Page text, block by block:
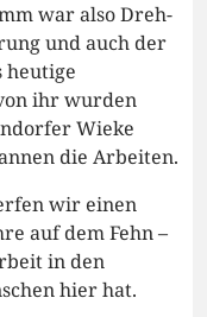
war also Dreh-
und auch der
heutige
ihr wurden
Wieke
die Arbeiten.
wir einen
auf dem Fehn –
in den
hier hat.